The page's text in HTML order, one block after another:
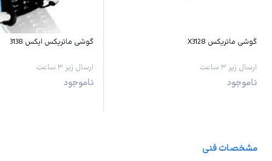
گوشی ماتریکس X3128
ارسال زیر ۳ ساعت
ناموجود
گوشی ماتریکس ایکس 3138
ارسال زیر ۳ ساعت
ناموجود
مشخصات فنی